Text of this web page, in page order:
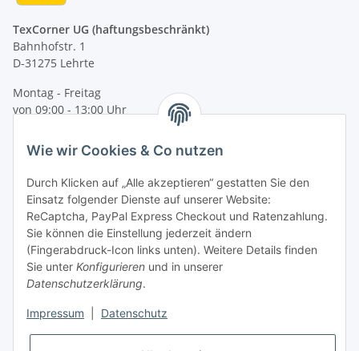
TexCorner UG (haftungsbeschränkt)
Bahnhofstr. 1
D-31275 Lehrte
Montag - Freitag
von 09:00 - 13:00 Uhr
Tel: +49 (0) 5132 8230689
E-Mail:mail@texcorner.de
Wie wir Cookies & Co nutzen
Durch Klicken auf „Alle akzeptieren“ gestatten Sie den
Einsatz folgender Dienste auf unserer Website:
ReCaptcha, PayPal Express Checkout und Ratenzahlung.
Sie können die Einstellung jederzeit ändern
(Fingerabdruck-Icon links unten). Weitere Details finden
Sie unter Konfigurieren und in unserer
Datenschutzerklärung.
Impressum Datenschutz